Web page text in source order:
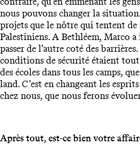
nous pouvons changer la
projets que le nôtre qui tentent de
Palestiniens. A Bethléem, Marco a
passer de l’autre coté des
conditions de sécurité étaient
des écoles dans tous les camps,
land. C’est en changeant les
chez nous, que nous ferons
Après tout, est-ce bien votre